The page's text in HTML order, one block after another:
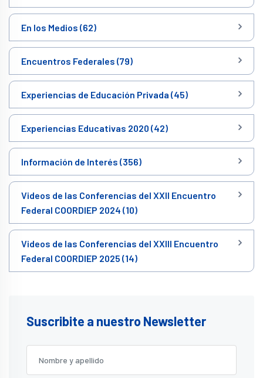
En los Medios (62)
Encuentros Federales (79)
Experiencias de Educación Privada (45)
Experiencias Educativas 2020 (42)
Información de Interés (356)
Videos de las Conferencias del XXII Encuentro
Federal COORDIEP 2024 (10)
Videos de las Conferencias del XXIII Encuentro
Federal COORDIEP 2025 (14)
Suscribite a nuestro Newsletter